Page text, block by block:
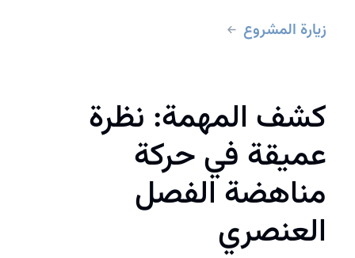
زيارة المشروع
كشف المهمة: نظرة
عميقة في حركة
مناهضة الفصل
العنصري